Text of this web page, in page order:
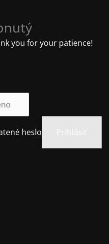
you for your patience!
heslo